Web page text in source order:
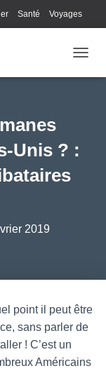
Santé Voyages
Unis ? :
2019
point il peut être
sans parler de
! C’est un
Américains